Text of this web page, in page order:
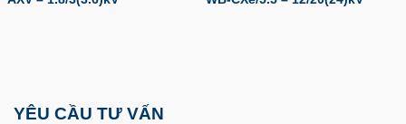
YÊU CẦU TƯ VẤN